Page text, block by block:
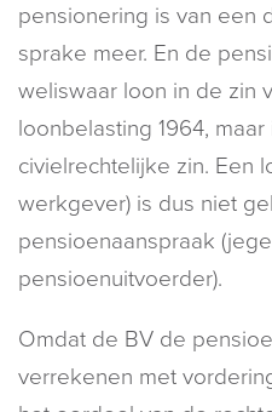
pensionering is van een
sprake meer. En de
weliswaar loon in de zin
loonbelasting 1964,
civielrechtelijke zin. Een
werkgever) is dus niet
pensioenaanspraak
pensioenuitvoerder).
Omdat de BV de
verrekenen met